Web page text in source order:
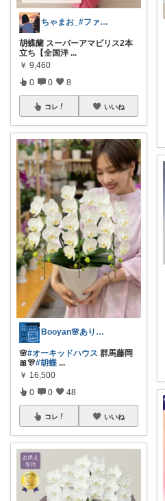
ちゃまお_#ファッション大好き
胡蝶蘭 スーパーアマビリス2本
立ち【全国洋 ...
￥ 9,460
0 0 8
コレ いいね
Booyan🌸ありがとうございます🎉
🌸#オーキッドハウス 群馬藤岡
🎀🎊#胡蝶 ...
￥ 16,500
0 0 48
コレ いいね